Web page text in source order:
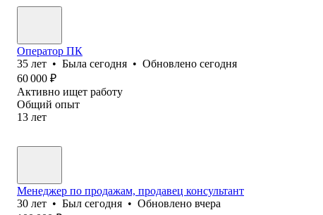
Оператор ПК
35 лет • Была сегодня • Обновлено сегодня
60 000 ₽
Активно ищет работу
Общий опыт
13 лет
Менеджер по продажам, продавец консультант
30 лет • Был сегодня • Обновлено вчера